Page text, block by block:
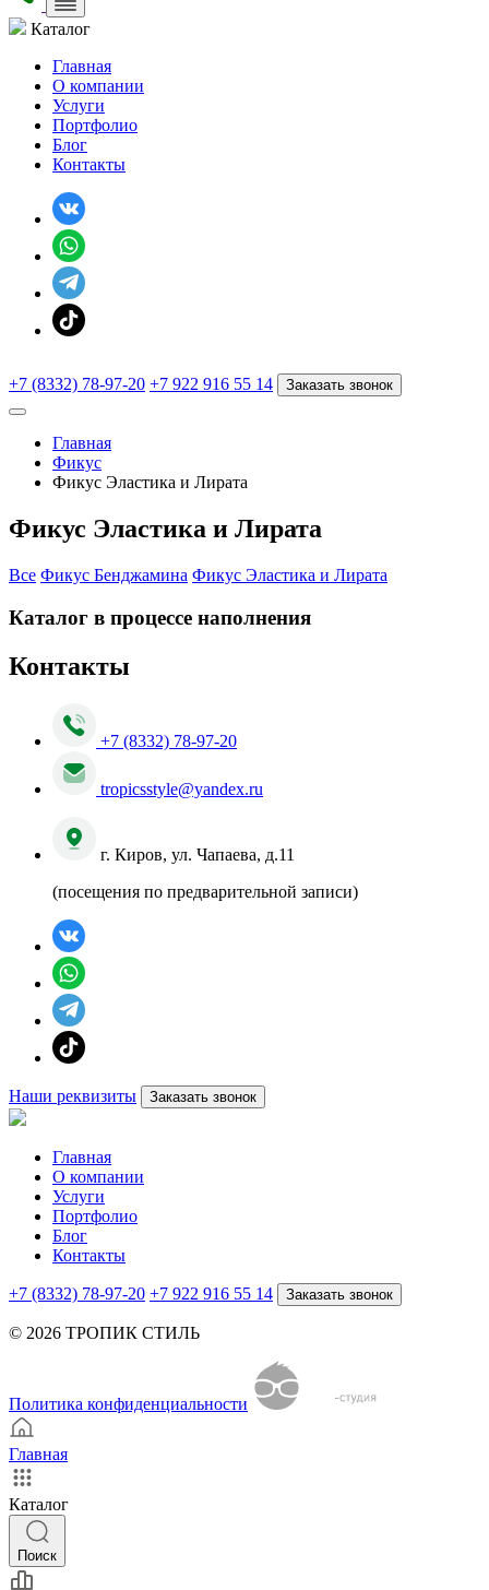
Каталог
Главная
О компании
Услуги
Портфолио
Блог
Контакты
+7 (8332) 78-97-20 +7 922 916 55 14 Заказать звонок
Главная
Фикус
Фикус Эластика и Лирата
Фикус Эластика и Лирата
Все Фикус Бенджамина Фикус Эластика и Лирата
Каталог в процессе наполнения
Контакты
+7 (8332) 78-97-20
tropicsstyle@yandex.ru
г. Киров, ул. Чапаева, д.11
(посещения по предварительной записи)
Наши реквизиты Заказать звонок
Главная
О компании
Услуги
Портфолио
Блог
Контакты
+7 (8332) 78-97-20 +7 922 916 55 14 Заказать звонок
© 2026 ТРОПИК СТИЛЬ
Политика конфиденциальности
Главная
Каталог
Поиск